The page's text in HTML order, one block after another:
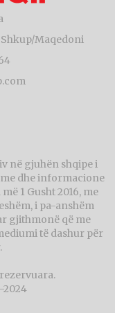
Shkup/Maqedoni
në gjuhën shqipe i
dhe informacione
1 Gusht 2016, me
i pa-anshëm
gjithmonë që me
të dashur për